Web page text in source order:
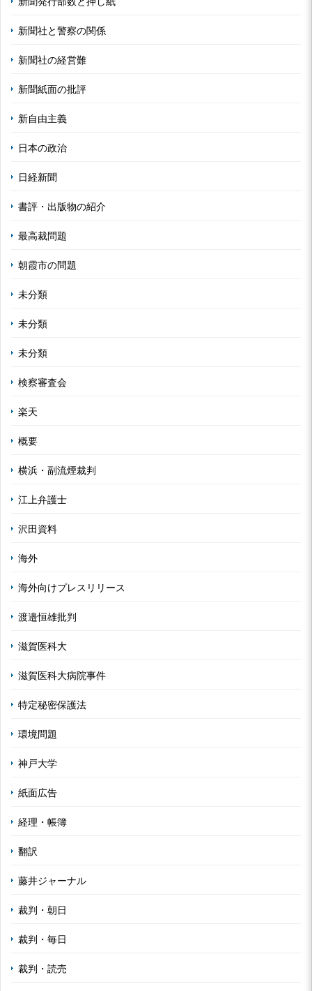
新聞社と警察の関係
新聞社の経営難
新聞紙面の批評
新自由主義
日本の政治
日経新聞
書評・出版物の紹介
最高裁問題
朝霞市の問題
未分類
未分類
未分類
検察審査会
楽天
概要
横浜・副流煙裁判
江上弁護士
沢田資料
海外
海外向けプレスリリース
渡邉恒雄批判
滋賀医科大
滋賀医科大病院事件
特定秘密保護法
環境問題
神戸大学
紙面広告
経理・帳簿
翻訳
藤井ジャーナル
裁判・朝日
裁判・毎日
裁判・読売